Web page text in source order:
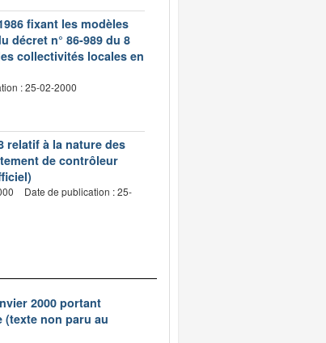
fixant les modèles
décret n° 86-989 du 8
collectivités locales en
: 25-02-2000
relatif à la nature des
de contrôleur
Date de publication : 25-
2000 portant
non paru au